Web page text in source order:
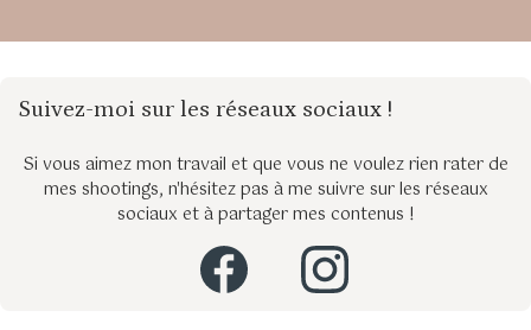
Suivez-moi sur les réseaux sociaux !
Si vous aimez mon travail et que vous ne voulez rien rater de
mes shootings, n'hésitez pas à me suivre sur les réseaux
sociaux et à partager mes contenus !